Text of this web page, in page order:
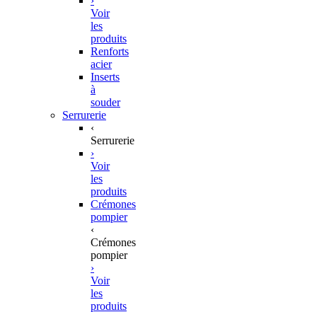
Voir
les
produits
Renforts
acier
Inserts
à
souder
Serrurerie
‹
Serrurerie
›
Voir
les
produits
Crémones
pompier
‹
Crémones
pompier
›
Voir
les
produits